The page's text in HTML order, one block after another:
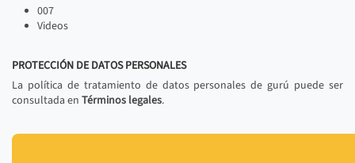
007
Videos
PROTECCIÓN DE DATOS PERSONALES
La política de tratamiento de datos personales de gurú puede ser
consultada en Términos legales.